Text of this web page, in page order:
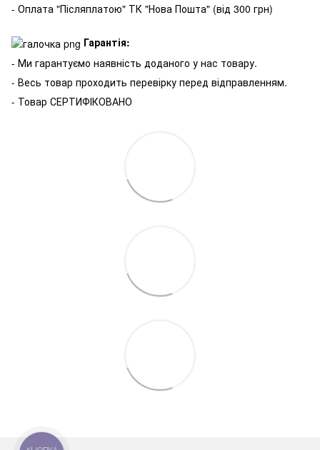
- Оплата "Післяплатою" ТК "Нова Пошта" (від 300 грн)
Гарантія:
- Ми гарантуємо наявність доданого у нас товару.
- Весь товар проходить перевірку перед відправленням.
- Товар СЕРТИФІКОВАНО